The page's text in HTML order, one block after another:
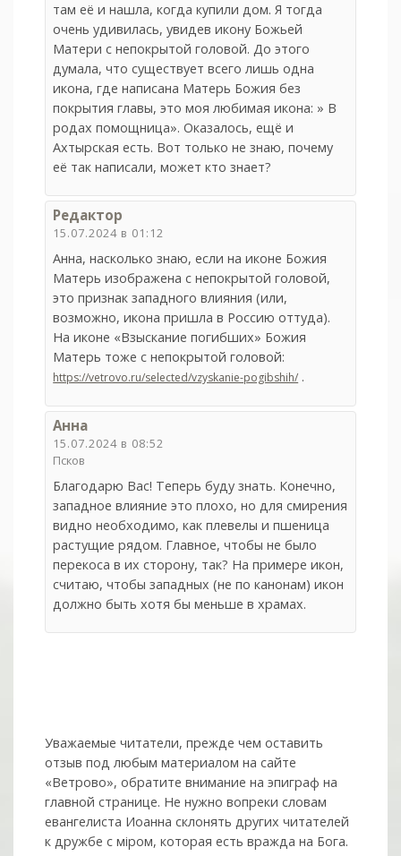
там её и нашла, когда купили дом. Я тогда
очень удивилась, увидев икону Божьей
Матери с непокрытой головой. До этого
думала, что существует всего лишь одна
икона, где написана Матерь Божия без
покрытия главы, это моя любимая икона: » В
родах помощница». Оказалось, ещё и
Ахтырская есть. Вот только не знаю, почему
её так написали, может кто знает?
Редактор
15.07.2024 в 01:12
Анна, насколько знаю, если на иконе Божия
Матерь изображена с непокрытой головой,
это признак западного влияния (или,
возможно, икона пришла в Россию оттуда).
На иконе «Взыскание погибших» Божия
Матерь тоже с непокрытой головой:
https://vetrovo.ru/selected/vzyskanie-pogibshih/ .
Анна
15.07.2024 в 08:52
Псков
Благодарю Вас! Теперь буду знать. Конечно,
западное влияние это плохо, но для смирения
видно необходимо, как плевелы и пшеница
растущие рядом. Главное, чтобы не было
перекоса в их сторону, так? На примере икон,
считаю, чтобы западных (не по канонам) икон
должно быть хотя бы меньше в храмах.
Уважаемые читатели, прежде чем оставить
отзыв под любым материалом на сайте
«Ветрово», обратите внимание на эпиграф на
главной странице. Не нужно вопреки словам
евангелиста Иоанна склонять других читателей
к дружбе с мiром, которая есть вражда на Бога.